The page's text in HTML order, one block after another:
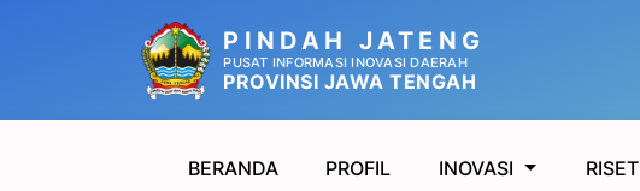
PINDAH JATENG
PUSAT INFORMASI INOVASI DAERAH
PROVINSI JAWA TENGAH
BERANDA PROFIL INOVASI RISET